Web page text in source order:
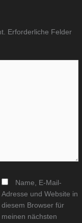
Erforderliche Felder
Name, E-Mail-
Adresse und Website in
diesem Browser für
meinen nächsten